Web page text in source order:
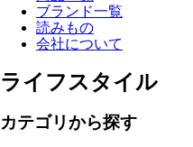
ブランド一覧
読みもの
会社について
ライフスタイル
カテゴリから探す